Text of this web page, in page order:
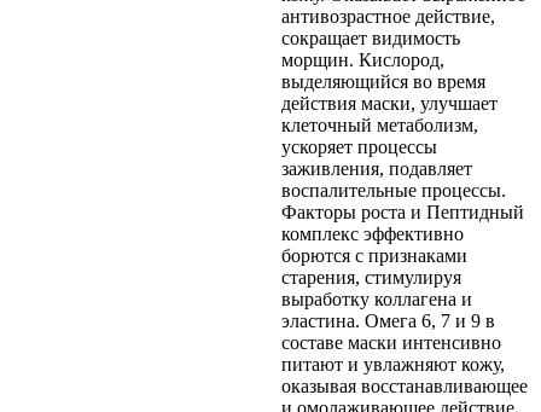
антивозрастное действие,
сокращает видимость
морщин. Кислород,
выделяющийся во время
действия маски, улучшает
клеточный метаболизм,
ускоряет процессы
заживления, подавляет
воспалительные процессы.
Факторы роста и Пептидный
комплекс эффективно
борются с признаками
старения, стимулируя
выработку коллагена и
эластина. Омега 6, 7 и 9 в
составе маски интенсивно
питают и увлажняют кожу,
оказывая восстанавливающее
и омолаживающее действие.